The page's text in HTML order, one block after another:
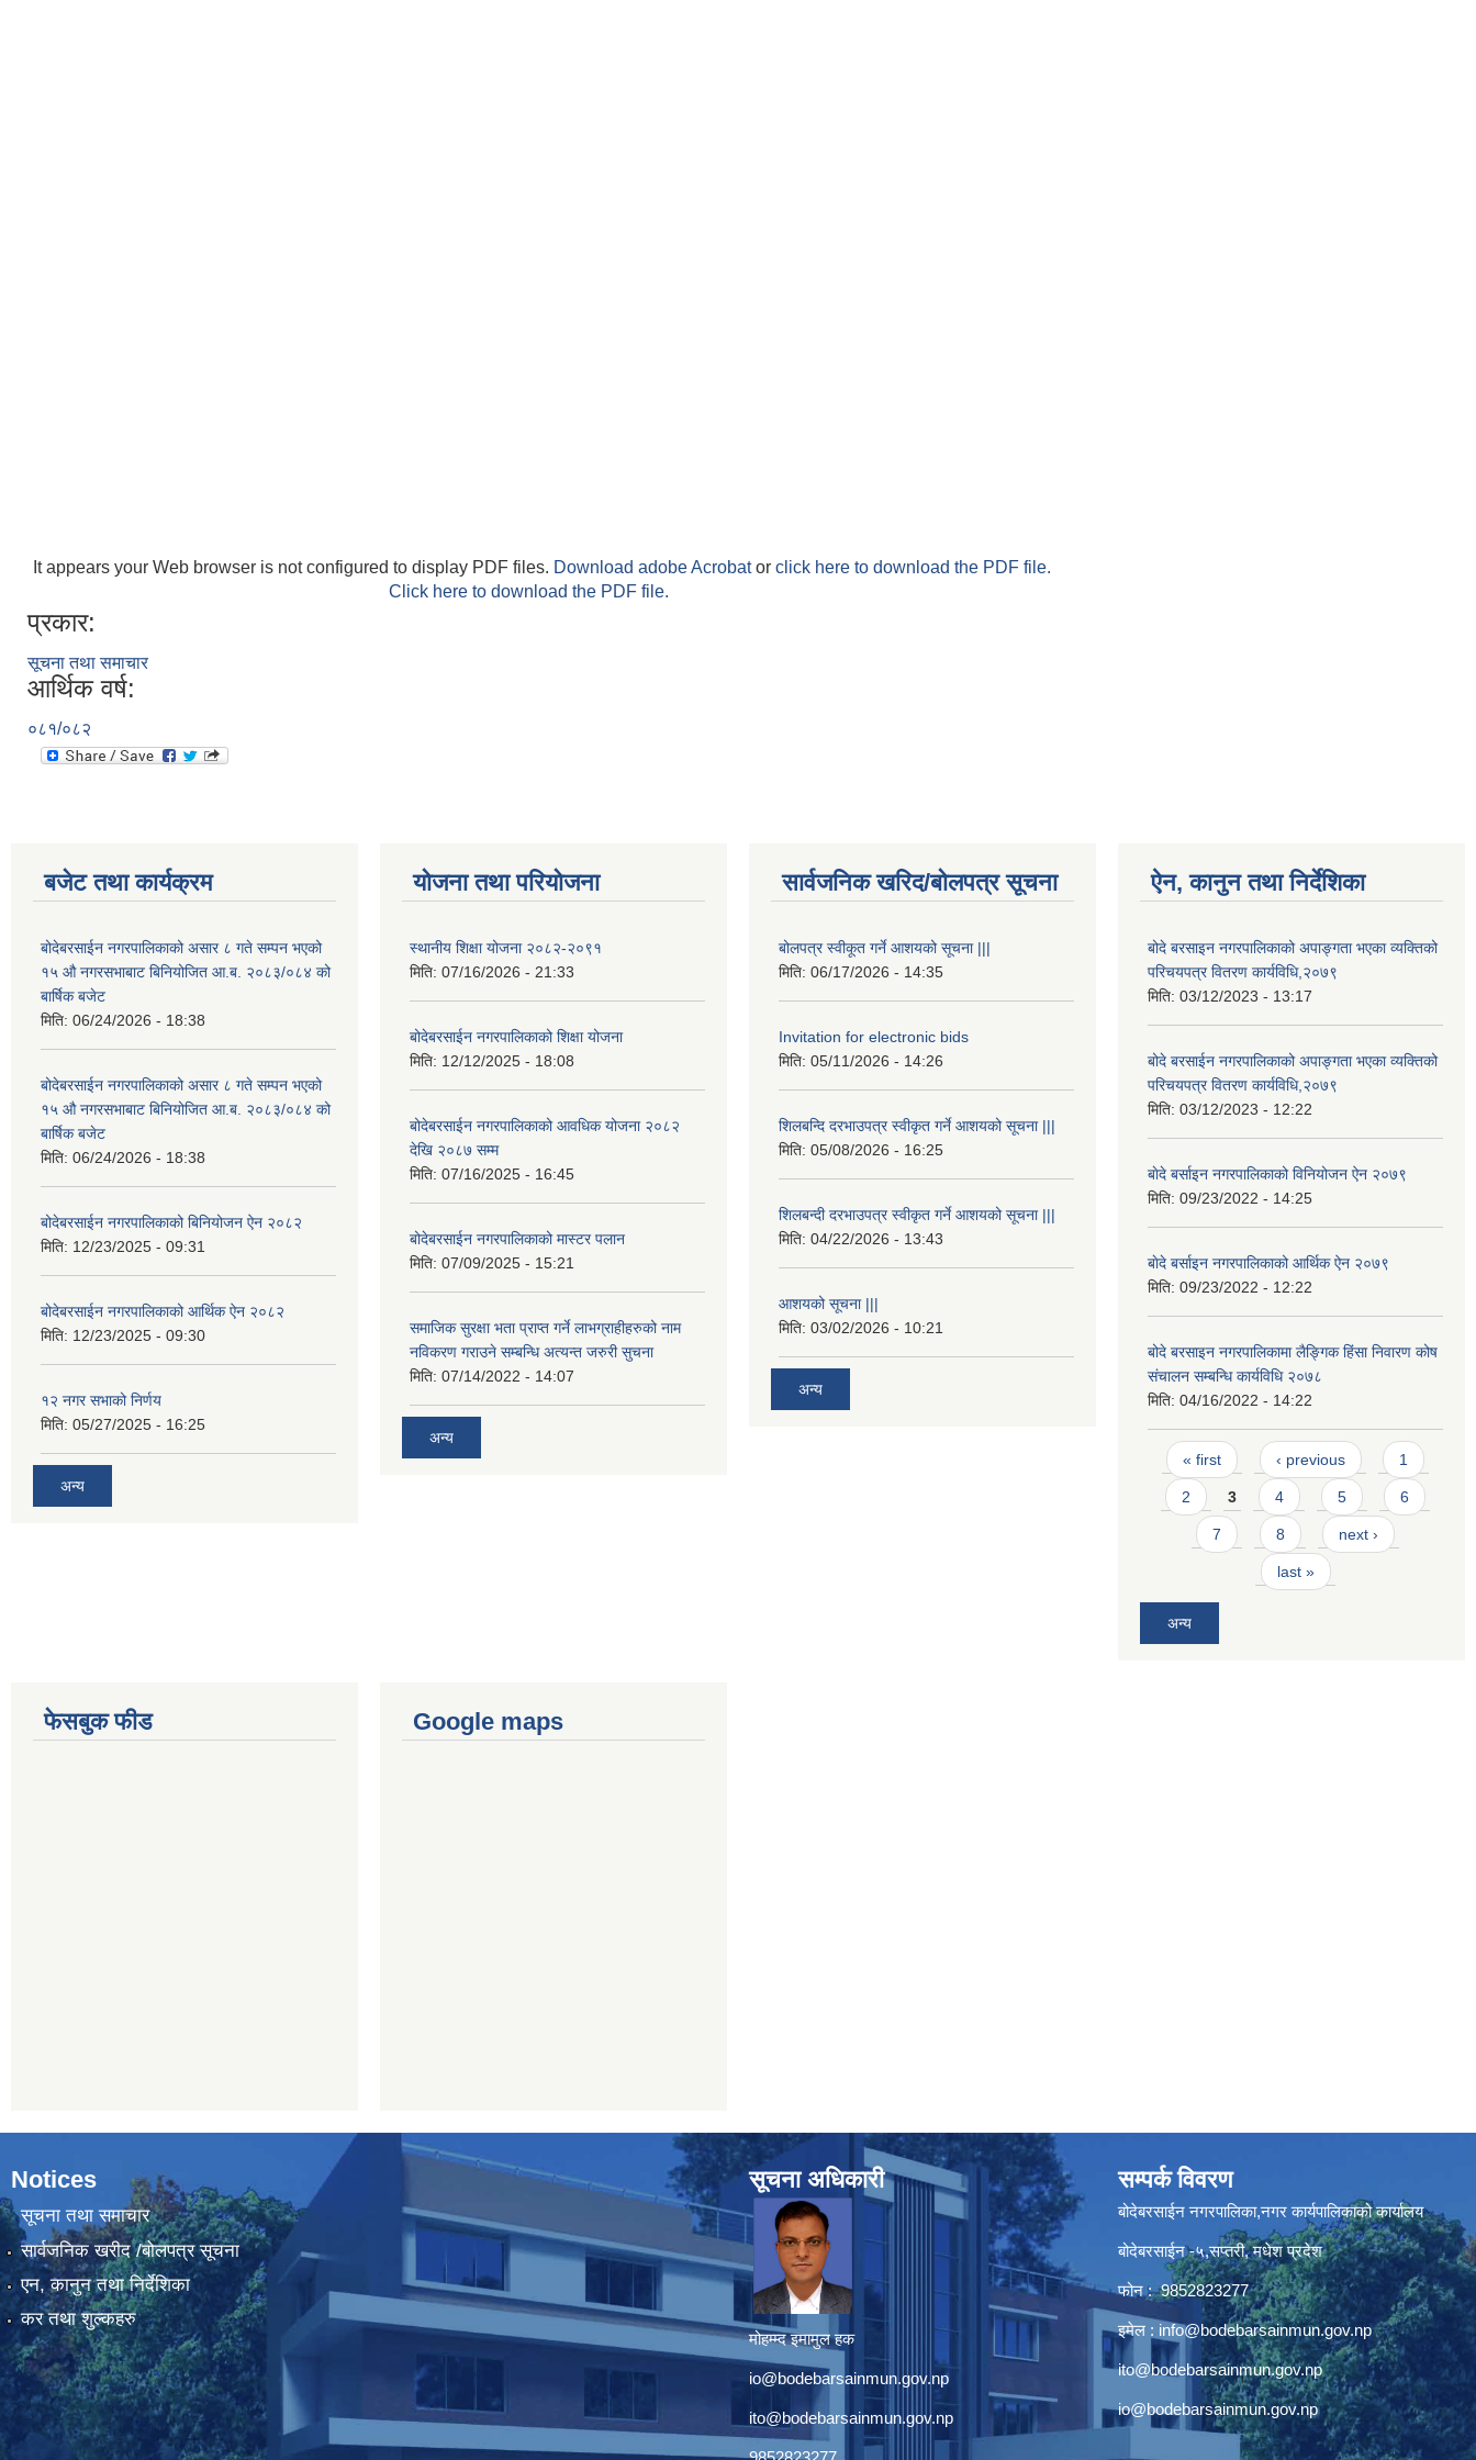
It appears your Web browser is not configured to display PDF files. Download adobe Acrobator click here to download the PDF file.
Click here to download the PDF file.
प्रकार:
सूचना तथा समाचार
आर्थिक वर्ष:
०८१/०८२
बजेट तथा कार्यक्रम
बोदेबरसाईन नगरपालिकाको असार ८ गते सम्पन भएको
१५ ‍‍‍औ नगरसभाबाट बिनियोजित आ.ब. २०८३/०८४ को
बार्षिक बजेट
मिति: 06/24/2026 - 18:38
बोदेबरसाईन नगरपालिकाको असार ८ गते सम्पन भएको
१५ ‍‍‍औ नगरसभाबाट बिनियोजित आ.ब. २०८३/०८४ को
बार्षिक बजेट
मिति: 06/24/2026 - 18:38
बोदेबरसाईन नगरपालिकाको बिनियोजन ऐन २०८२
मिति: 12/23/2025 - 09:31
बोदेबरसाईन नगरपालिकाको आर्थिक ऐन २०८२
मिति: 12/23/2025 - 09:30
१२ नगर सभाको निर्णय
मिति: 05/27/2025 - 16:25
अन्य
योजना तथा परियोजना
स्थानीय शिक्षा योजना २०८२-२०९१
मिति: 07/16/2026 - 21:33
बोदेबरसाईन नगरपालिकाको शिक्षा योजना
मिति: 12/12/2025 - 18:08
बोदेबरसाईन नगरपालिकाको आवधिक योजना २०८२
देखि २०८७ सम्म
मिति: 07/16/2025 - 16:45
बोदेबरसाईन नगरपालिकाको मास्टर पलान
मिति: 07/09/2025 - 15:21
समाजिक सुरक्षा भता प्राप्त गर्ने लाभग्राहीहरुको नाम
नविकरण गराउने सम्बन्धि अत्यन्त जरुरी सुचना
मिति: 07/14/2022 - 14:07
अन्य
सार्वजनिक खरिद/बोलपत्र सूचना
बोलपत्र स्वीकूत गर्ने आशयको सूचना |||
मिति: 06/17/2026 - 14:35
Invitation for electronic bids
मिति: 05/11/2026 - 14:26
शिलबन्दि दरभाउपत्र स्वीकृत गर्ने आशयको सूचना |||
मिति: 05/08/2026 - 16:25
शिलबन्दी दरभाउपत्र स्वीकृत गर्ने आशयको सूचना |||
मिति: 04/22/2026 - 13:43
आशयको सूचना |||
मिति: 03/02/2026 - 10:21
अन्य
ऐन, कानुन तथा निर्देशिका
बोदे बरसाइन नगरपालिकाको अपाङ्गता भएका व्यक्तिको
परिचयपत्र वितरण कार्यविधि,२०७९
मिति: 03/12/2023 - 13:17
बोदे बरसाईन नगरपालिकाको अपाङ्गता भएका व्यक्तिको
परिचयपत्र वितरण कार्यविधि,२०७९
मिति: 03/12/2023 - 12:22
बाेदे बर्साइन नगरपालिकाको विनियोजन ऐन २०७९
मिति: 09/23/2022 - 14:25
बाेदे बर्साइन नगरपालिकाको आर्थिक ऐन २०७९
मिति: 09/23/2022 - 12:22
बोदे बरसाइन नगरपालिकामा लैङ्गिक हिंसा निवारण कोष
संचालन सम्बन्धि कार्यविधि २०७८
मिति: 04/16/2022 - 14:22
Pages
« first ‹ previous 1
2 3 4 5 6
7 8 next ›
last »
अन्य
फेसबुक फीड Google maps
Notices
सूचना तथा समाचार
सार्वजनिक खरीद /बोलपत्र सूचना
एन, कानुन तथा निर्देशिका
कर तथा शुल्कहरु
सूचना अधिकारी
मोहम्म्द इमामुल हक
io@bodebarsainmun.gov.np
ito@bodebarsainmun.gov.np
सम्पर्क विवरण
बोदेबरसाईन नगरपालिका,नगर कार्यपालिकाको कार्यालय
बोदेबरसाईन -५,सप्तरी, मधेश प्रदेश
फोन : 9852823277
इमेल : info@bodebarsainmun.gov.np
ito@bodebarsainmun.gov.np
io@bodebarsainmun.gov.np